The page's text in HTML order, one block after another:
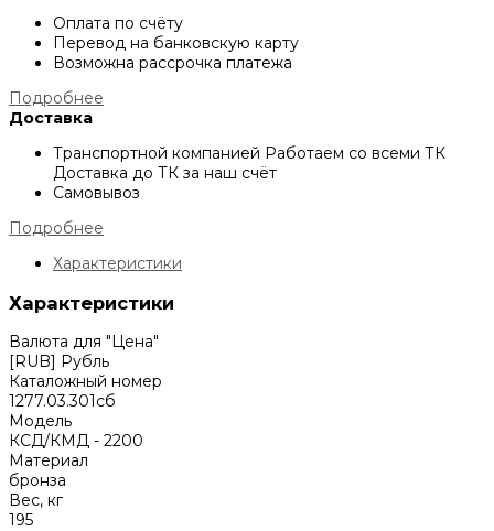
Оплата по счёту
Перевод на банковскую карту
Возможна рассрочка платежа
Подробнее
Доставка
Транспортной компанией Работаем со всеми ТК
Доставка до ТК за наш счёт
Самовывоз
Подробнее
Характеристики
Характеристики
Валюта для "Цена"
[RUB] Рубль
Каталожный номер
1277.03.301сб
Модель
КСД/КМД - 2200
Материал
бронза
Вес, кг
195